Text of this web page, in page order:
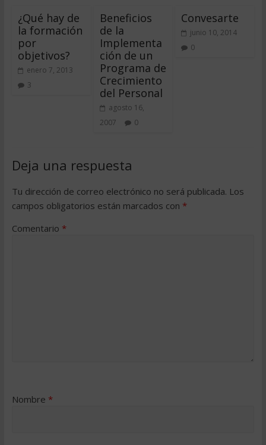
¿Qué hay de
la formación
por
objetivos?
enero 7, 2013
3
Beneficios
de la
Implementa
ción de un
Programa de
Crecimiento
del Personal
agosto 16,
2007
0
Convesarte
junio 10, 2014
0
Deja una respuesta
Tu dirección de correo electrónico no será publicada. Los
campos obligatorios están marcados con *
Comentario *
Nombre *